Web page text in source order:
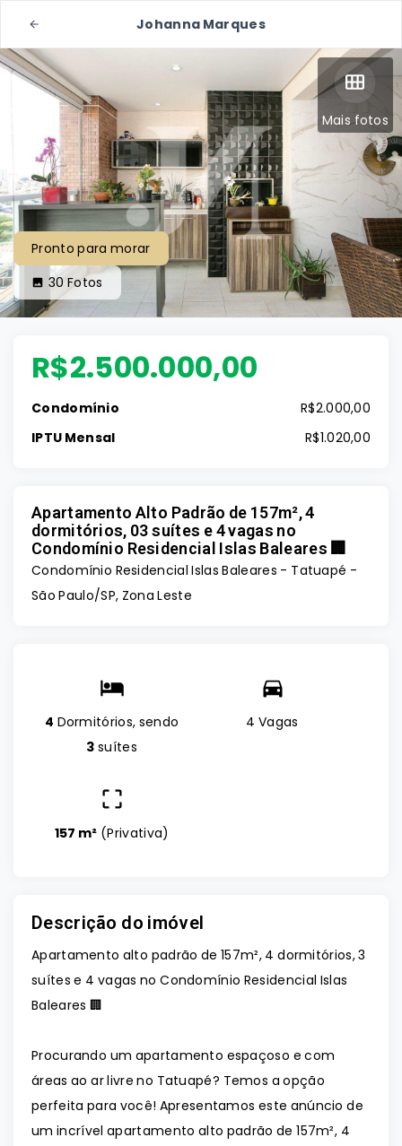
Johanna Marques
Mais fotos
Pronto para morar
30 Fotos
R$2.500.000,00
Condomínio
R$2.000,00
IPTU Mensal
R$1.020,00
Apartamento Alto Padrão de 157m², 4
dormitórios, 03 suítes e 4 vagas no
Condomínio Residencial Islas Baleares 🏢
Condomínio Residencial Islas Baleares - Tatuapé -
São Paulo/SP, Zona Leste
4 Dormitórios, sendo
3 suítes
4 Vagas
157 m² (Privativa)
Descrição do imóvel
Apartamento alto padrão de 157m², 4 dormitórios, 3
suítes e 4 vagas no Condomínio Residencial Islas
Baleares 🏢
Procurando um apartamento espaçoso e com
áreas ao ar livre no Tatuapé? Temos a opção
perfeita para você! Apresentamos este anúncio de
um incrível apartamento alto padrão de 157m², 4